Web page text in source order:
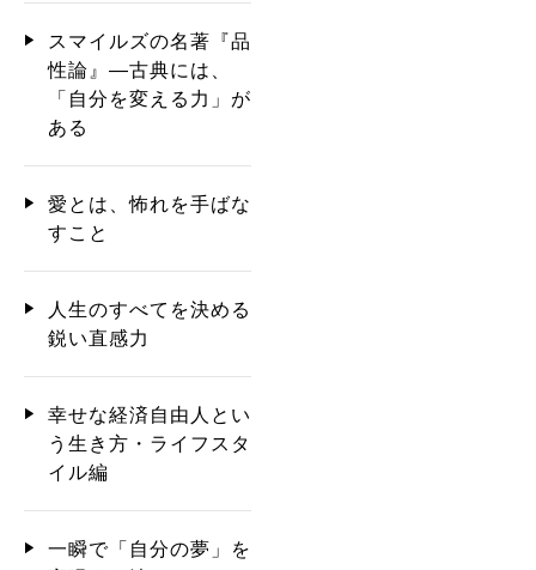
スマイルズの名著『品
性論』―古典には、
「自分を変える力」が
ある
愛とは、怖れを手ばな
すこと
人生のすべてを決める
鋭い直感力
幸せな経済自由人とい
う生き方・ライフスタ
イル編
一瞬で「自分の夢」を